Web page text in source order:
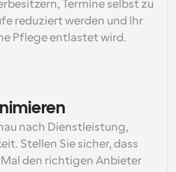
Termine selbst zu
reduziert werden und Ihr
Pflege entlastet wird.
nach Dienstleistung,
Stellen Sie sicher, dass
den richtigen Anbieter